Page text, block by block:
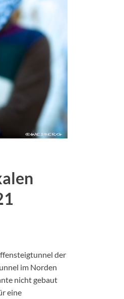
der
im Norden
nicht gebaut
eine